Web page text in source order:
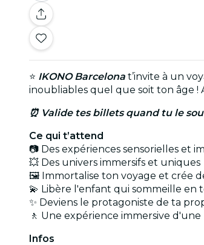
⭐ IKONO Barcelona t’invite à un
inoubliables quel que soit ton âge !
⏰ Valide tes billets quand tu le
Ce qui t’attend
📷 Des expériences sensorielles et
💥 Des univers immersifs et uniques
🖼️ Immortalise ton voyage et crée
💫 Libère l'enfant qui sommeille en
✨ Deviens le protagoniste de ta
🚶 Une expérience immersive
Infos